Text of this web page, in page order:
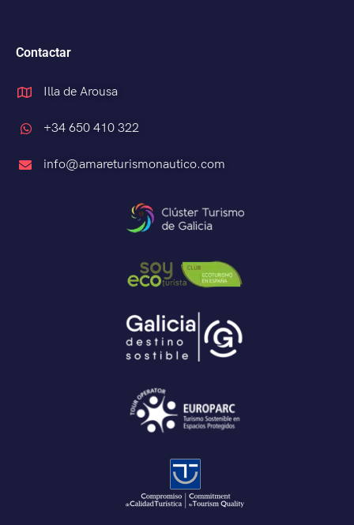
Contactar
Illa de Arousa
+34 650 410 322
info@amareturismonautico.com